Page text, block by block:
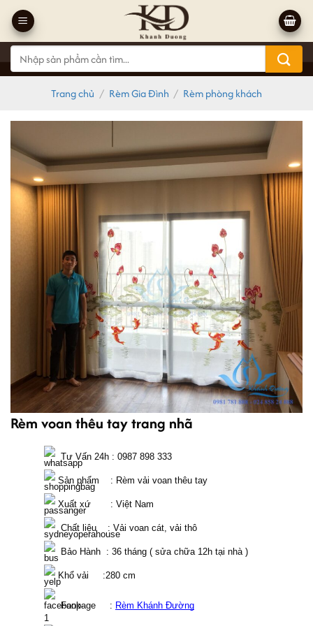
qua
nội
dung
Tìm
kiếm:
Trang chủ / Rèm Gia Đình / Rèm phòng khách
Rèm voan thêu tay trang nhã
Tư Vấn 24h : 0987 898 333
Sản phẩm    : Rèm vải voan thêu tay
Xuất xứ       : Việt Nam
Chất liệu    : Vải voan cát, vải thô
Bảo Hành  : 36 tháng ( sửa chữa 12h tại nhà )
Khổ vải     :280 cm
Fanpage     : Rèm Khánh Đường